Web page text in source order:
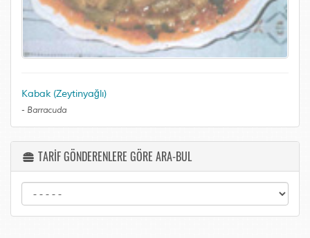
Kabak (Zeytinyağlı)
- Barracuda
TARİF GÖNDERENLERE GÖRE ARA-BUL